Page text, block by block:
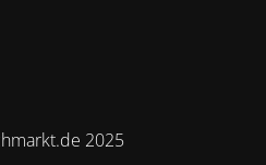
2025